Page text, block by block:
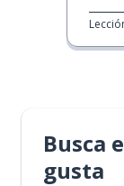
Busca
gusta